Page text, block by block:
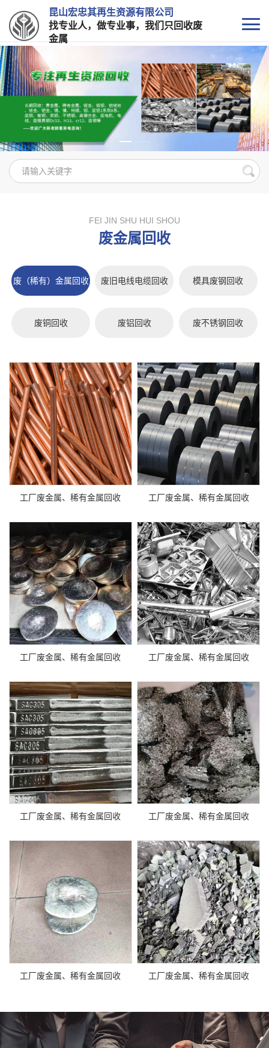
昆山宏忠其再生资源有限公司
找专业人，做专业事，我们只回收废
金属
FEI JIN SHU HUI SHOU
废金属回收
废（稀有）金属回收 废旧电线电缆回收 模具废钢回收
废铜回收 废铝回收 废不锈钢回收
工厂废金属、稀有金属回收 工厂废金属、稀有金属回收
工厂废金属、稀有金属回收 工厂废金属、稀有金属回收
工厂废金属、稀有金属回收 工厂废金属、稀有金属回收
工厂废金属、稀有金属回收 工厂废金属、稀有金属回收